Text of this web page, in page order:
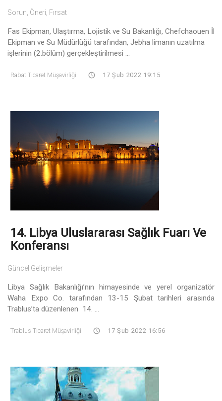
Sorun, Öneri, Fırsat
Fas Ekipman, Ulaştırma, Lojistik ve Su Bakanlığı, Chefchaouen İl
Ekipman ve Su Müdürlüğü tarafından, Jebha limanın uzatılma
işlerinin (2.bölüm) gerçekleştirilmesi ...
Rabat Ticaret Müşavirliği 17 Şub 2022 19:15
14. Libya Uluslararası Sağlık Fuarı Ve
Konferansı
Güncel Gelişmeler
Libya Sağlık Bakanlığı’nın himayesinde ve yerel organizatör
Waha Expo Co. tarafından 13-15 Şubat tarihleri arasında
Trablus’ta düzenlenen 14. ...
Trablus Ticaret Müşavirliği 17 Şub 2022 16:56